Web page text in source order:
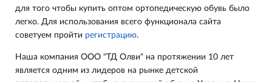
для того чтобы купить оптом ортопедическую обувь было
легко. Для использования всего функционала сайта
советуем пройти регистрацию.
Наша компания ООО "ТД Олви" на протяжении 10 лет
является одним из лидеров на рынке детской